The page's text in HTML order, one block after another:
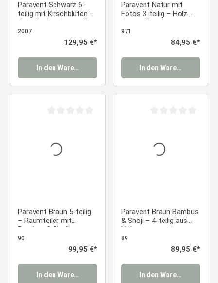
Paravent Schwarz 6-
teilig mit Kirschblüten –
Japanischer Raumteiler
aus Holz & Reispapier
2007
Regulärer Preis:
129,95 €*
In den Warenkorb
Paravent Natur mit
Fotos 3-teilig – Holz
Raumteiler als
Fotowand
971
Regulärer Preis:
84,95 €*
In den Warenkorb
Paravent Braun 5-teilig
– Raumteiler mit
Bambus & Shoji
Reispapier
90
Regulärer Preis:
99,95 €*
In den Warenkorb
Paravent Braun Bambus
& Shoji – 4-teilig aus
Holz
89
Regulärer Preis:
89,95 €*
In den Warenkorb